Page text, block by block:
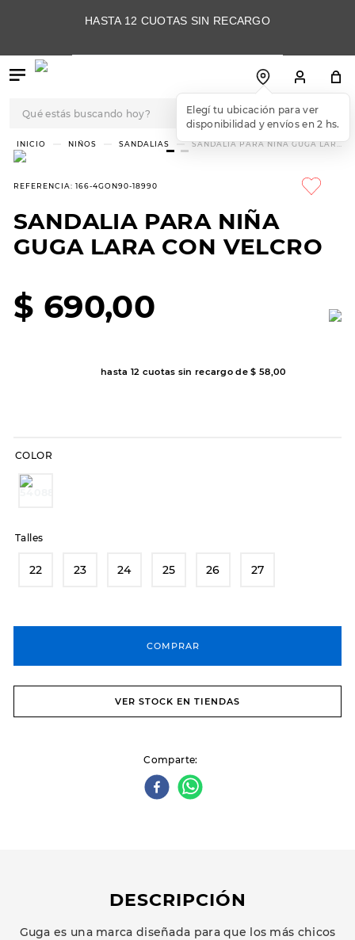
HASTA 12 CUOTAS SIN RECARGO
NIÑOS SANDALIAS
SANDALIA PARA NIÑA GUGA LARA
REFERENCIA: 166-4GON90-18990
SANDALIA PARA NIÑA
GUGA LARA CON VELCRO
$ 690,00
hasta 12 cuotas sin recargo de$ 58,00
COLOR
Talles
22 23 24 25 26 27
COMPRAR
VER STOCK EN TIENDAS
Comparte
DESCRIPCIÓN
Guga es una marca diseñada para que los más chicos
TÉRMINOS MÁS
BUSCADOS
skechers
3.
skechers slip-ins
8.
hitec